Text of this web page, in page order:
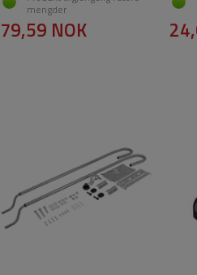
mengder
79,59 NOK